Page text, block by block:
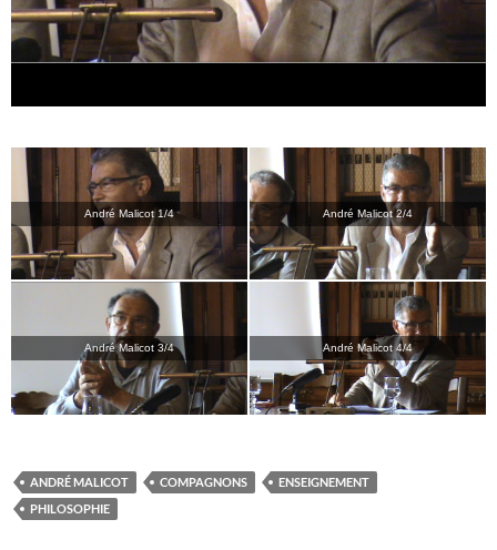
André Malicot 1/4 André Malicot 2/4
André Malicot 3/4 André Malicot 4/4
ANDRÉ MALICOT COMPAGNONS
ENSEIGNEMENT
PHILOSOPHIE